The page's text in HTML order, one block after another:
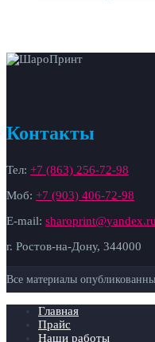
Контакты
Тел: +7 (863) 256-72-98
Моб: +7 (903) 406-72-98
E-mail: sharoprint@yandex.ru
г. Ростов-на-Дону, 344000
Все материалы
Главная
Прайс
Наши работы